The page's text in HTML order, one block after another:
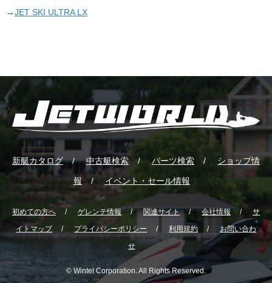
JET SKI ULTRA LX
新艇カタログ 中古艇検索 パーツ検索 ショップ情
報 イベント・セール情報
初めての方へ ゲレンテ情報 関連サイト 会社情報
サ
イトマップ
プライバシーポリシー 利用規約
お問い合わ
せ
© Wintel Corporation. All Rights Reserved.